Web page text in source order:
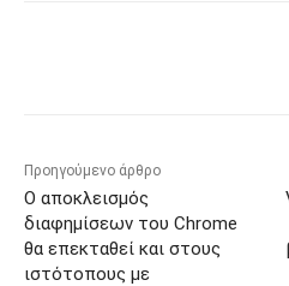
Προηγούμενο άρθρο
Ο αποκλεισμός
διαφημίσεων του Chrome
θα επεκταθεί και στους
ιστότοπους με